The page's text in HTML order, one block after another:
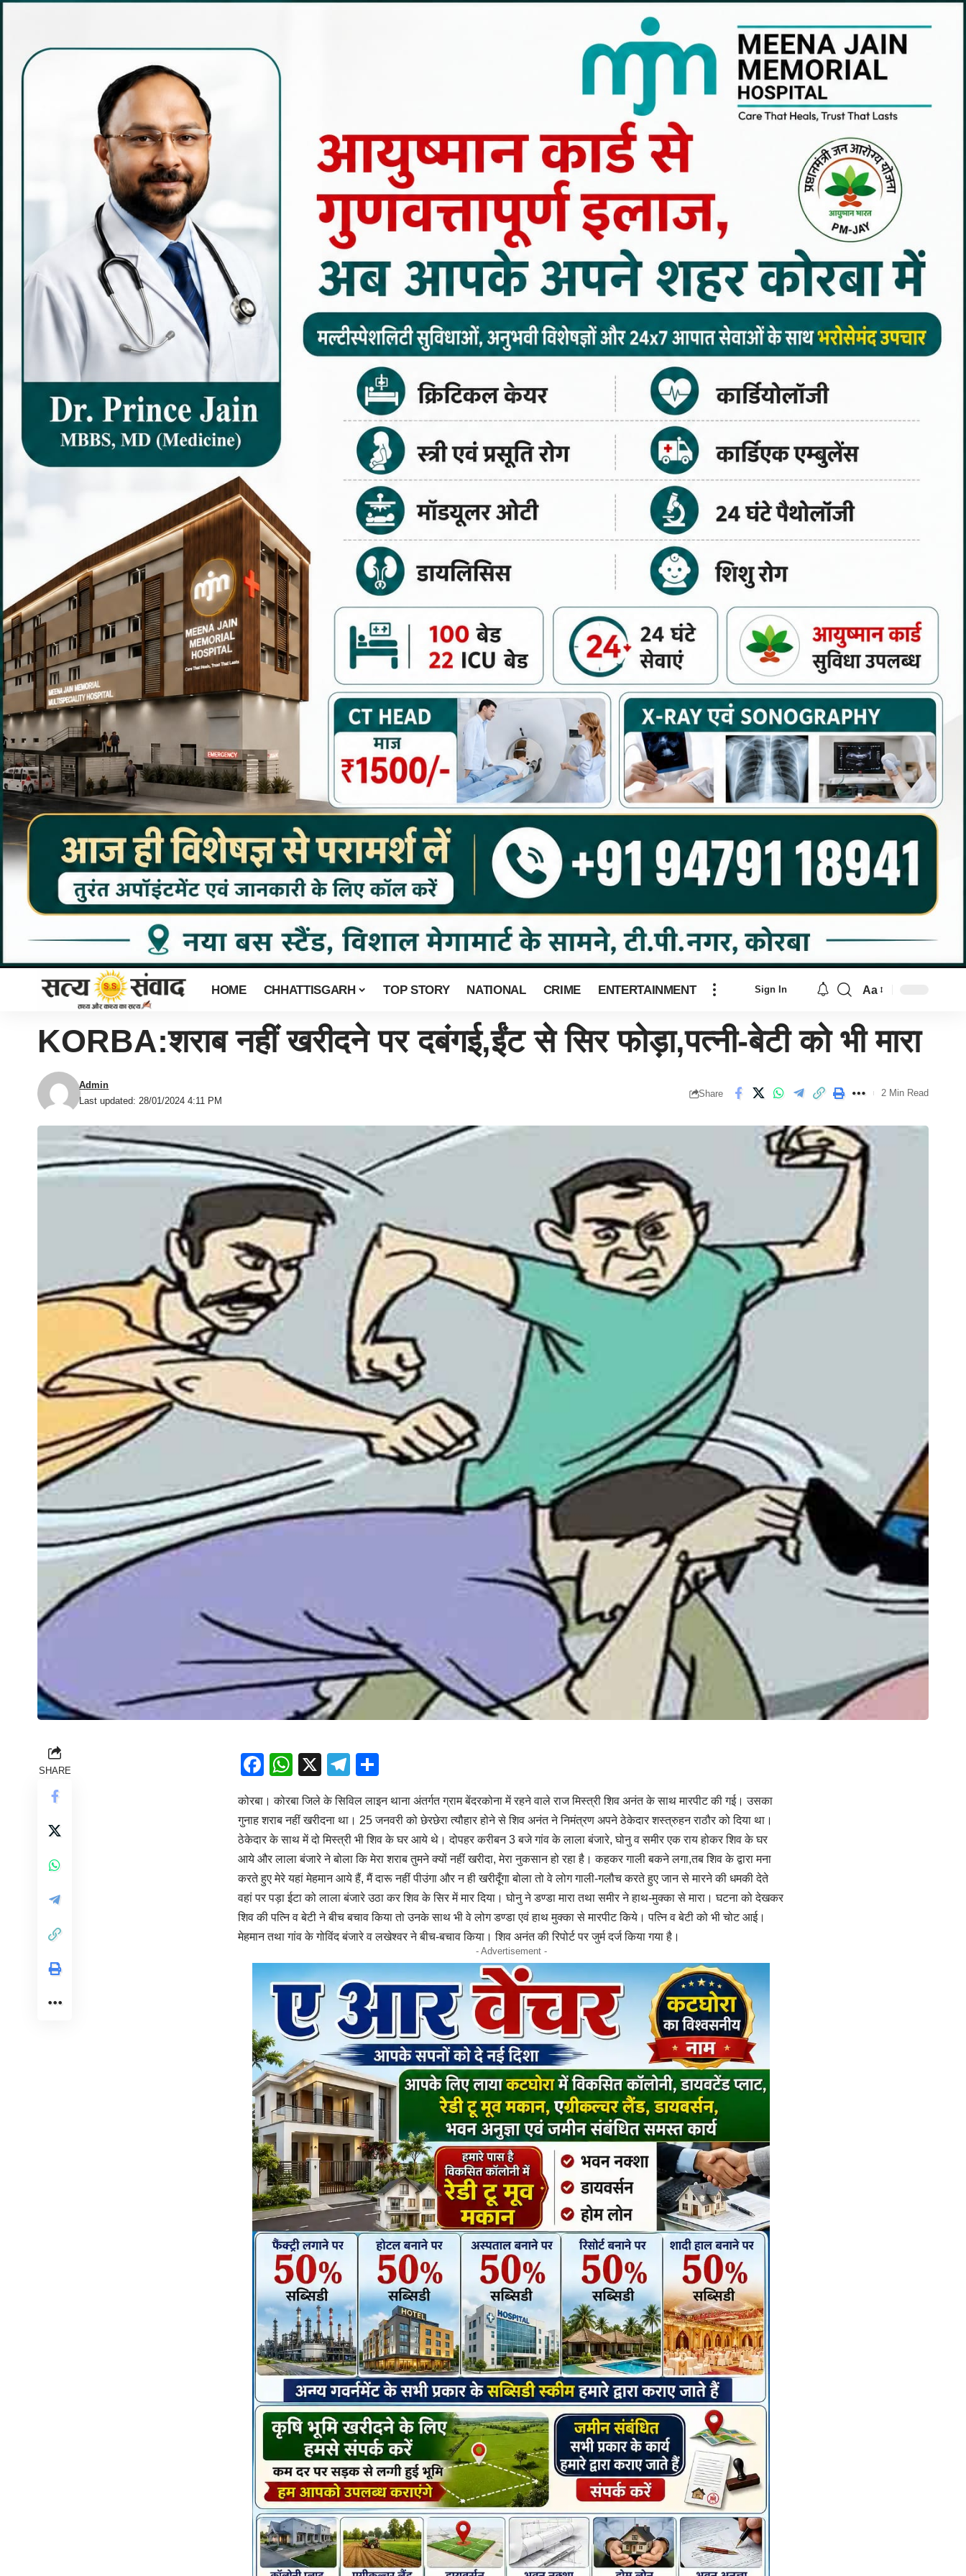
HOME CHHATTISGARH TOP STORY NATIONAL CRIME ENTERTAINMENT Sign In Aa
KORBA:शराब नहीं खरीदने पर दबंगई,ईंट से सिर फोड़ा,पत्नी-बेटी को भी मारा
Last updated: 28/01/2024 4:11 PM
Admin
Share 2 Min Read
SHARE Facebook
WhatsApp
X Telegram
कोरबा। कोरबा जिले के सिविल लाइन थाना अंतर्गत ग्राम बेंदरकोना में रहने वाले राज मिस्त्री शिव अनंत के साथ मारपीट की गई। उसका
गुनाह शराब नहीं खरीदना था। 25 जनवरी को छेरछेरा त्यौहार होने से शिव अनंत ने निमंत्रण अपने ठेकेदार शस्त्रुहन राठौर को दिया था।
ठेकेदार के साथ में दो मिस्त्री भी शिव के घर आये थे। दोपहर करीबन 3 बजे गांव के लाला बंजारे, घोनु व समीर एक राय होकर शिव के घर
आये और लाला बंजारे ने बोला कि मेरा शराब तुमने क्यों नहीं खरीदा, मेरा नुकसान हो रहा है। कहकर गाली बकने लगा,तब शिव के द्वारा मना
करते हुए मेरे यहां मेहमान आये हैं, मैं दारू नहीं पीउंगा और न ही खरीदूँगा बोला तो वे लोग गाली-गलौच करते हुए जान से मारने की धमकी देते
वहां पर पड़ा ईटा को लाला बंजारे उठा कर शिव के सिर में मार दिया। घोनु ने डण्डा मारा तथा समीर ने हाथ-मुक्का से मारा। घटना को देखकर
शिव की पत्नि व बेटी ने बीच बचाव किया तो उनके साथ भी वे लोग डण्डा एवं हाथ मुक्का से मारपीट किये। पत्नि व बेटी को भी चोट आई।
मेहमान तथा गांव के गोविंद बंजारे व लखेश्वर ने बीच-बचाव किया। शिव अनंत की रिपोर्ट पर जुर्म दर्ज किया गया है।
- Advertisement -